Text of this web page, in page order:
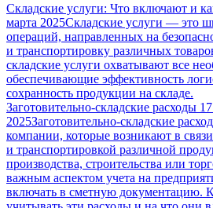
Складские услуги: Что включают и
марта 2025Складские услуги — это
операций, направленных на
и транспортировку различных
складские услуги охватывают все
обеспечивающие эффективность
сохранность продукции на складе.
Заготовительно-складские расходы
2025Заготовительно-складские
компании, которые возникают в
и транспортировкой различной
производства, строительства или
важным аспектом учета на
включать в сметную документацию.